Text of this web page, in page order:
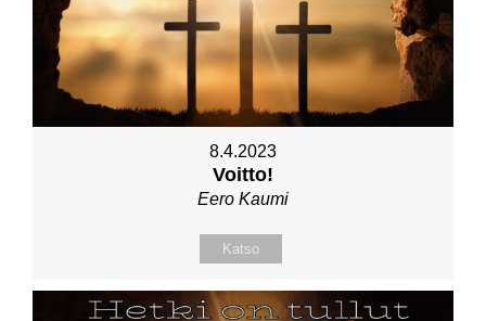
8.4.2023
Voitto!
Eero Kaumi
Katso